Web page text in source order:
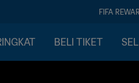
FIFA
BELI TIKET